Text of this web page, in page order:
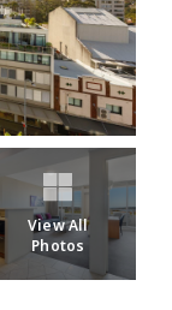
View All
Photos